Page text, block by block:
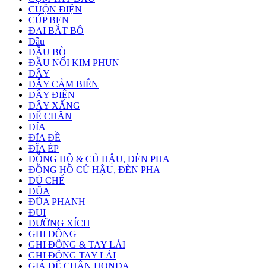
CUỘN ĐIỆN
CÚP BEN
ĐAI BẮT BÔ
Dầu
ĐẦU BÒ
ĐẦU NỐI KIM PHUN
DÂY
DÂY CẢM BIẾN
DÂY ĐIỆN
DÂY XĂNG
ĐỂ CHÂN
ĐĨA
ĐĨA ĐỀ
ĐĨA ÉP
ĐỒNG HỒ & CỦ HẬU, ĐÈN PHA
ĐỒNG HỒ CỦ HẬU, ĐÈN PHA
DÙ CHẾ
ĐŨA
ĐŨA PHANH
ĐUI
DƯỠNG XÍCH
GHI ĐÔNG
GHI ĐÔNG & TAY LÁI
GHI ĐÔNG TAY LÁI